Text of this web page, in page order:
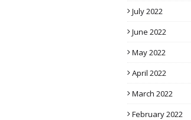
July 2022
June 2022
May 2022
April 2022
March 2022
February 2022